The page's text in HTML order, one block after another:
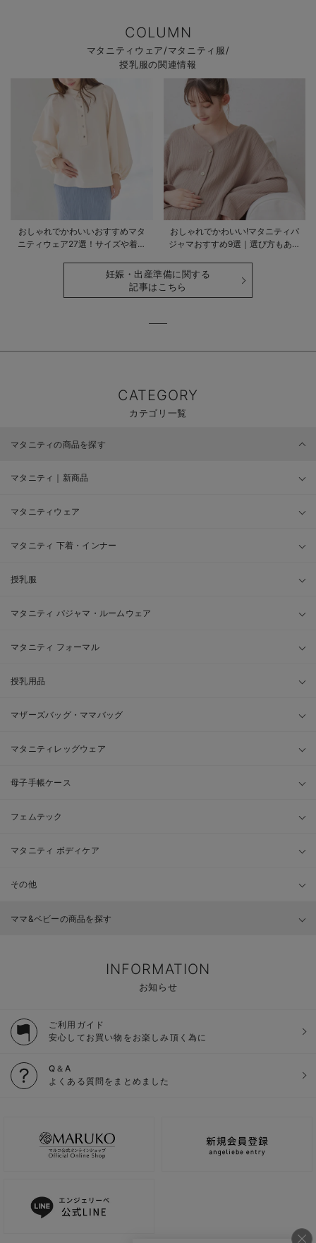
COLUMN
マタニティウェア/マタニティ服/
授乳服の関連情報
おしゃれでかわいいおすすめマタ
ニティウェア27選！サイズや着る
おしゃれでかわいい!マタニティパ
ジャマおすすめ9選｜選び方もあわ
妊娠・出産準備に関する
記事はこちら
CATEGORY
カテゴリ一覧
マタニティの商品を探す
マタニティ｜新商品
マタニティウェア
マタニティ 下着・インナー
授乳服
マタニティ パジャマ・ルームウェア
マタニティ フォーマル
授乳用品
マザーズバッグ・ママバッグ
マタニティレッグウェア
母子手帳ケース
フェムテック
マタニティ ボディケア
その他
ママ&ベビーの商品を探す
INFORMATION
お知らせ
ご利用ガイド
安心してお買い物をお楽しみ頂く為に
Q＆A
よくある質問をまとめました